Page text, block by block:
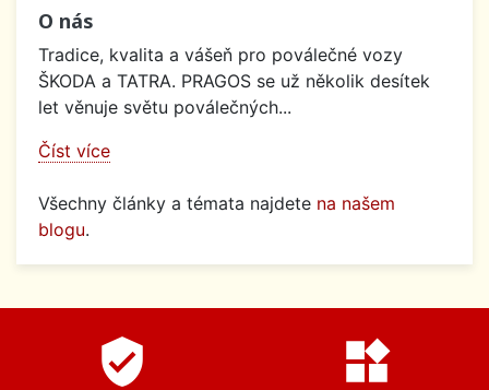
O nás
Tradice, kvalita a vášeň pro poválečné vozy
ŠKODA a TATRA. PRAGOS se už několik desítek
let věnuje světu poválečných...
Číst více
Všechny články a témata najdete na našem
blogu.
verified_user widgets